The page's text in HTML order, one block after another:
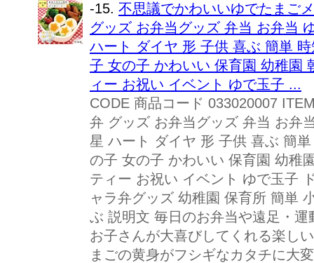
-15. 不思議でかわいいゆでたまご
グッズ お弁当グッズ 弁当 お弁当
ハート ダイヤ 形 子供 喜ぶ 簡単
子 女の子 かわいい 保育園 幼稚園
ィー お祝い イベント ゆで玉子 ...
CODE 商品コード 033020007
弁 グッズ お弁当グッズ 弁当 お弁
星 ハート ダイヤ 形 子供 喜ぶ 簡
の子 女の子 かわいい 保育園 幼稚
ティー お祝い イベント ゆで玉子
ャラ弁グッズ 幼稚園 保育所 簡単
ぶ 説明文 毎日のお弁当や遠足・
お子さんが大喜びしてくれる楽し
まごの黄身がフシギなカタチに大